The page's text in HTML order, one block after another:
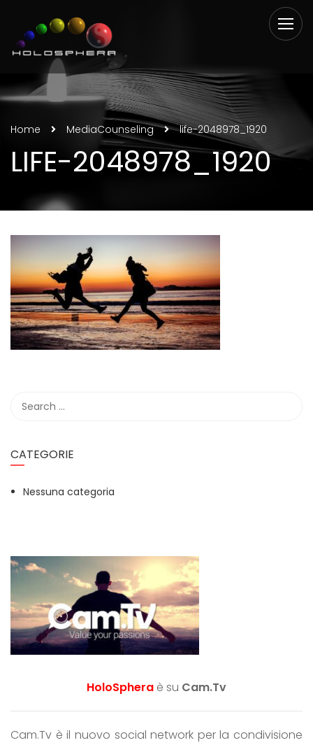
Home MediaCounseling life-2048978_1920
LIFE-2048978_1920
CATEGORIE
Nessuna categoria
HoloSphera è su Cam.Tv
Cam.Tv è il nuovo social network per la condivisione